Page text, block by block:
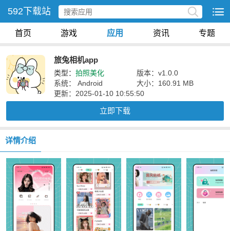
592下载站
首页 游戏 应用 资讯 专题
旅兔相机app
类型： 拍照美化
版本：v1.0.0
系统： Android
大小：160.91 MB
更新：2025-01-10 10:55:50
立即下载
详情介绍